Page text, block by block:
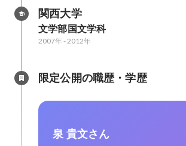
関西大学
文学部国文学科
2007年-2012年
限定公開の職歴・学歴
泉 貴文さん